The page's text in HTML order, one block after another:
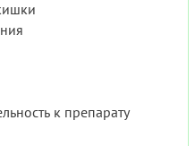
к препарату